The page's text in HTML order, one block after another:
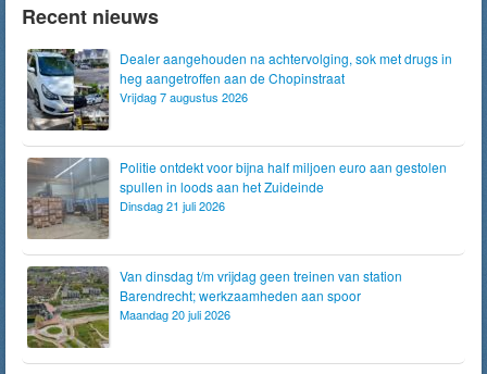
Recent nieuws
Dealer aangehouden na achtervolging, sok met drugs in
heg aangetroffen aan de Chopinstraat
Vrijdag 7 augustus 2026
Politie ontdekt voor bijna half miljoen euro aan gestolen
spullen in loods aan het Zuideinde
Dinsdag 21 juli 2026
Van dinsdag t/m vrijdag geen treinen van station
Barendrecht; werkzaamheden aan spoor
Maandag 20 juli 2026